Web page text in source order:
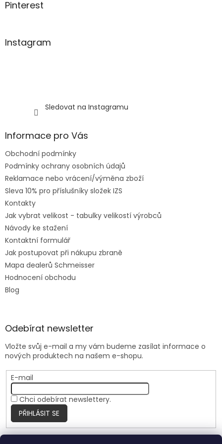
Pinterest
Instagram
Sledovat na Instagramu
Informace pro Vás
Obchodní podmínky
Podmínky ochrany osobních údajů
Reklamace nebo vrácení/výměna zboží
Sleva 10% pro příslušníky složek IZS
Kontakty
Jak vybrat velikost - tabulky velikostí výrobců
Návody ke stažení
Kontaktní formulář
Jak postupovat při nákupu zbraně
Mapa dealerů Schmeisser
Hodnocení obchodu
Blog
Odebírat newsletter
Vložte svůj e-mail a my vám budeme zasílat informace o
nových produktech na našem e-shopu.
E-mail
Chci odebírat newslettery.
PŘIHLÁSIT SE